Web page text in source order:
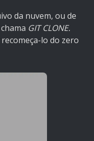
da nuvem, ou de
GIT CLONE.
lo do zero